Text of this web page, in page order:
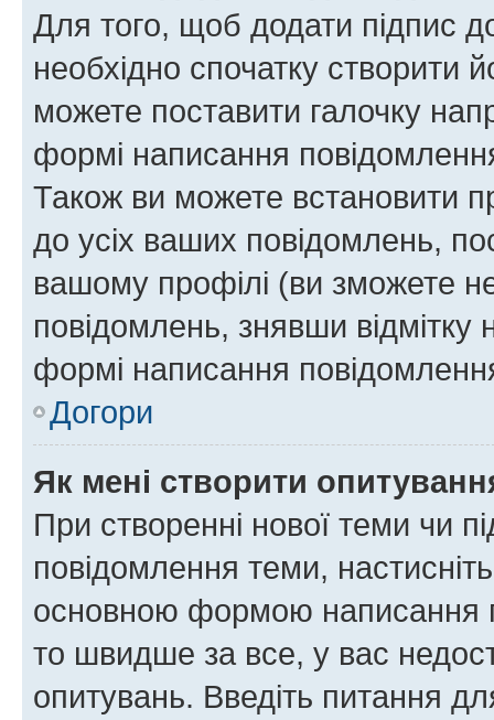
Для того, щоб додати підпис
необхідно спочатку створити
можете поставити галочку
формі написання
Також ви можете встановити
до усіх ваших повідомлень,
вашому профілі (ви зможете
повідомлень, знявши відмітку
формі написання
Догори
Як мені створити
При створенні нової теми чи
повідомлення теми,
основною формою написання
то швидше за все, у вас
опитувань. Введіть питання